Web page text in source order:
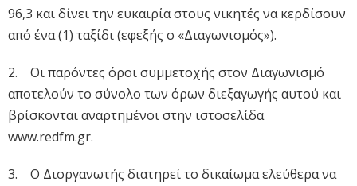
96,3 και δίνει την ευκαιρία στους νικητές να κερδίσουν
από ένα (1) ταξίδι (εφεξής ο «Διαγωνισμός»).
2. Οι παρόντες όροι συμμετοχής στον Διαγωνισμό
αποτελούν το σύνολο των όρων διεξαγωγής αυτού και
βρίσκονται αναρτημένοι στην ιστοσελίδα
www.redfm.gr.
3. Ο Διοργανωτής διατηρεί το δικαίωμα ελεύθερα να